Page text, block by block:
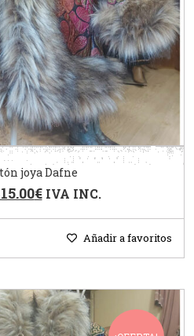
joya Dafne
€ IVA INC.
Añadir a favoritos